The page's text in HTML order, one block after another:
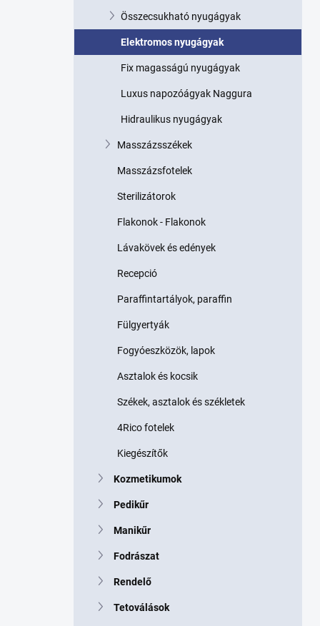
e
Összecsukható nyugágyak
Elektromos nyugágyak
Fix magasságú nyugágyak
Luxus napozóágyak Naggura
Hidraulikus nyugágyak
Masszázsszékek
Masszázsfotelek
Sterilizátorok
Flakonok - Flakonok
Lávakövek és edények
Recepció
Paraffintartályok, paraffin
Fülgyertyák
Fogyóeszközök, lapok
Asztalok és kocsik
Székek, asztalok és székletek
4Rico fotelek
Kiegészítők
Kozmetikumok
Pedikűr
Manikűr
Fodrászat
Rendelő
Tetoválások